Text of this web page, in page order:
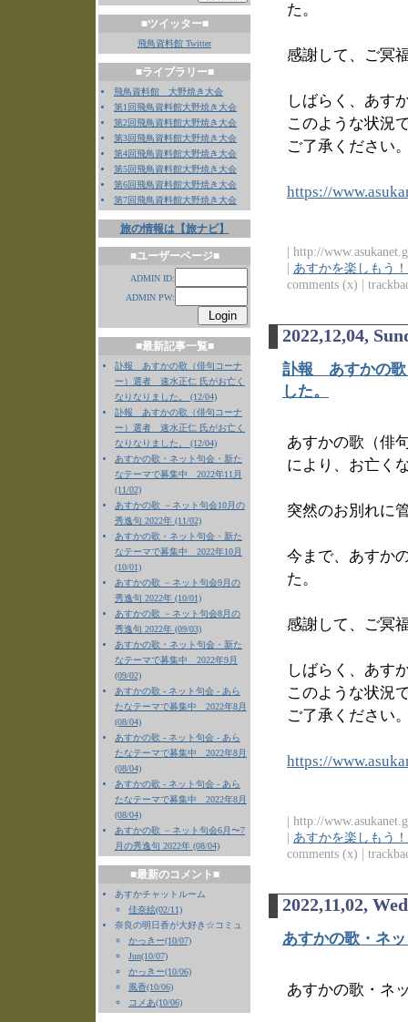
■ツイッター■
飛鳥資料館 Twitter
■ライブラリー■
飛鳥資料館 大野焼き大会
第1回飛鳥資料館大野焼き大会
第2回飛鳥資料館大野焼き大会
第3回飛鳥資料館大野焼き大会
第4回飛鳥資料館大野焼き大会
第5回飛鳥資料館大野焼き大会
第6回飛鳥資料館大野焼き大会
第7回飛鳥資料館大野焼き大会
旅の情報は【旅ナビ】
■ユーザーページ■
ADMIN ID:
ADMIN PW:
■最新記事一覧■
訃報 あすかの歌（俳句コーナ
ー）選者 速水正仁 氏がお亡く
なりなりました。 (12/04)
訃報 あすかの歌（俳句コーナ
ー）選者 速水正仁 氏がお亡く
なりなりました。 (12/04)
あすかの歌・ネット句会・新た
なテーマで募集中 2022年11月
(11/02)
あすかの歌 －ネット句会10月の
秀逸句 2022年 (11/02)
あすかの歌・ネット句会・新た
なテーマで募集中 2022年10月
(10/01)
あすかの歌 －ネット句会9月の
秀逸句 2022年 (10/01)
あすかの歌 －ネット句会8月の
秀逸句 2022年 (09/03)
あすかの歌・ネット句会・新た
なテーマで募集中 2022年9月
(09/02)
あすかの歌 - ネット句会 - あら
たなテーマで募集中 2022年8月
(08/04)
あすかの歌 - ネット句会 - あら
たなテーマで募集中 2022年8月
(08/04)
あすかの歌 - ネット句会 - あら
たなテーマで募集中 2022年8月
(08/04)
あすかの歌 －ネット句会6月〜7
月の秀逸句 2022年 (08/04)
■最新のコメント■
あすかチャットルーム
佳奈絵(02/11)
奈良の明日香が大好き☆コミュ
かっきー(10/07)
Jun(10/07)
かっきー(10/06)
風香(10/06)
コメあ(10/06)
た。
感謝して、ご冥
しばらく、あす
このような状況
ご了承ください
https://
| http://
| あすかを楽しもう
comments (x) |
2022,12,04,
訃報 あすかの歌
した。
あすかの歌（俳
により、お亡く
突然のお別れに
今まで、あすか
た。
感謝して、ご冥
しばらく、あす
このような状況
ご了承ください
https://
| http://
| あすかを楽しもう
comments (x) |
2022,11,02,
あすかの歌・ネ
あすかの歌・ネ